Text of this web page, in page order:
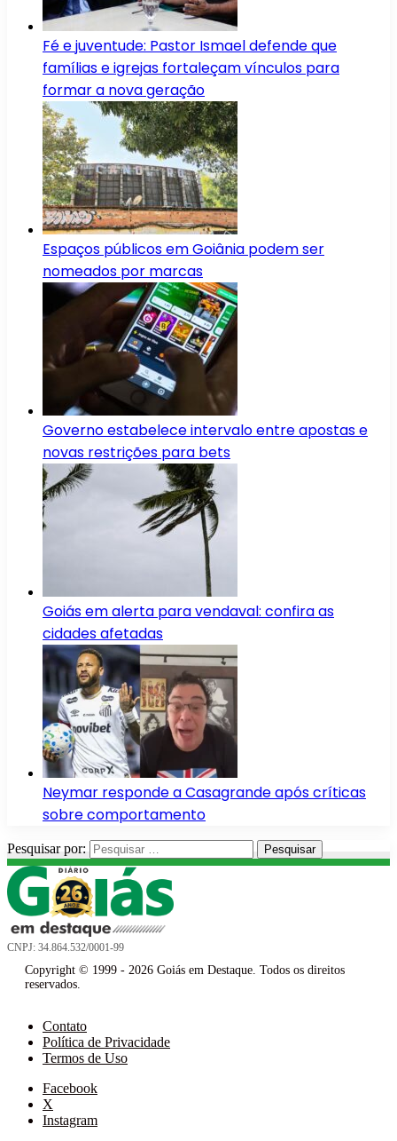
Fé e juventude: Pastor Ismael defende que
famílias e igrejas fortaleçam vínculos para
formar a nova geração
Espaços públicos em Goiânia podem ser
nomeados por marcas
Governo estabelece intervalo entre apostas e
novas restrições para bets
Goiás em alerta para vendaval: confira as
cidades afetadas
Neymar responde a Casagrande após críticas
sobre comportamento
Pesquisar por:
CNPJ: 34.864.532/0001-99
Copyright © 1999 - 2026 Goiás em Destaque. Todos os direitos
reservados.
Contato
Política de Privacidade
Termos de Uso
Facebook
X
Instagram